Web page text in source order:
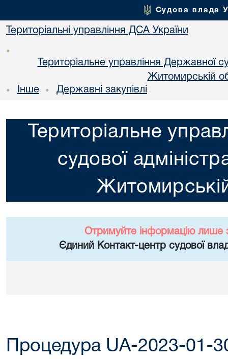
Судова влада
Територіальні управління ДСА України
•
Територіальне управління Державної
Житомирській
• Інше • Державні закупівлі
Територіальне
судової
Отримуйте інформацію лише
Єдиний Контакт-центр судової
Процедура UA-2023-01-